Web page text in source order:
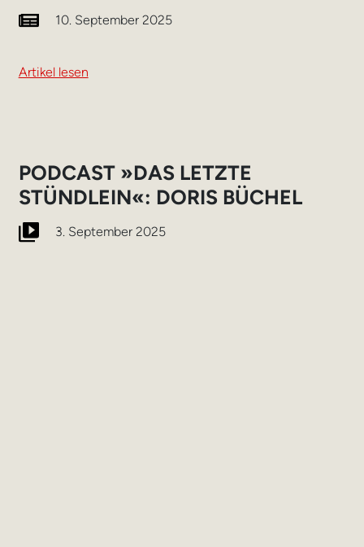
10. September 2025
Artikel lesen
PODCAST »DAS LETZTE
STÜNDLEIN«: DORIS BÜCHEL
3. September 2025